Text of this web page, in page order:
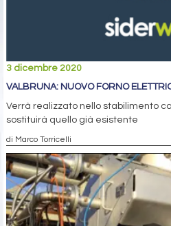
3 dicembre 2020
VALBRUNA: NUOVO FORNO
Verrà realizzato nello stabilimento
sostituirà quello già esistente
di Marco Torricelli